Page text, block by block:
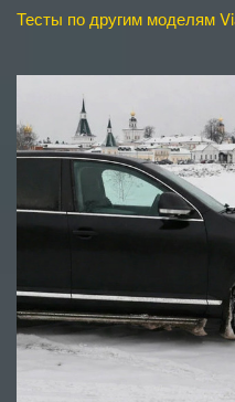
Тесты по другим моделям